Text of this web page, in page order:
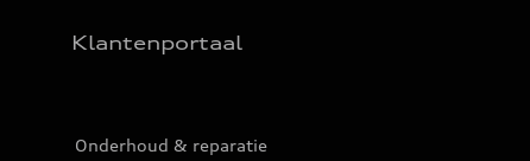
Klantenportaal
Onderhoud & reparatie